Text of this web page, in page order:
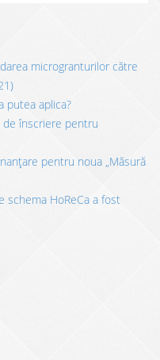
microgranturilor către
putea aplica?
de înscriere pentru
pentru noua „Măsură
schema HoReCa a fost